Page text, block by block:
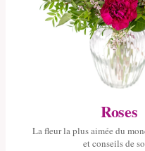
Roses
La fleur la plus aimée du
et conseils de